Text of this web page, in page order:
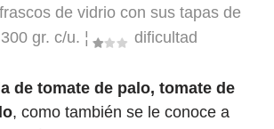
de vidrio con sus tapas de
gr. c/u. ¦
dificultad
de tomate de palo, tomate de
, como también se le conoce a